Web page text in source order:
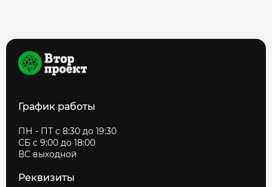
График работы
ПН - ПТ с 8:30 до 19:30
СБ с 9:00 до 18:00
ВС выходной
Реквизиты